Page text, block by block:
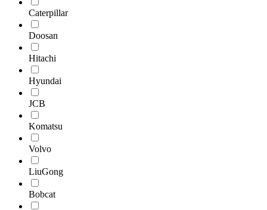
Caterpillar
Doosan
Hitachi
Hyundai
JCB
Komatsu
Volvo
LiuGong
Bobcat